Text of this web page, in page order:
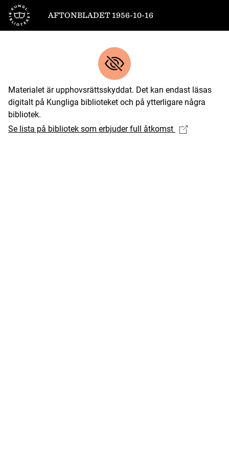
Till startsidan
AFTONBLADET 1956-10-16
Materialet är upphovsrättsskyddat. Det kan endast läsas
digitalt på Kungliga biblioteket och på ytterligare några
bibliotek.
Se lista på bibliotek som erbjuder full åtkomst